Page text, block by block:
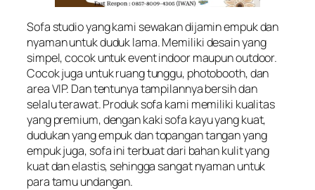
Sofa studio yang kami sewakan dijamin empuk dan
nyaman untuk duduk lama. Memiliki desain yang
simpel, cocok untuk event indoor maupun outdoor.
Cocok juga untuk ruang tunggu, photobooth, dan
area VIP. Dan tentunya tampilannya bersih dan
selalu terawat. Produk sofa kami memiliki kualitas
yang premium, dengan kaki sofa kayu yang kuat,
dudukan yang empuk dan topangan tangan yang
empuk juga, sofa ini terbuat dari bahan kulit yang
kuat dan elastis, sehingga sangat nyaman untuk
para tamu undangan.